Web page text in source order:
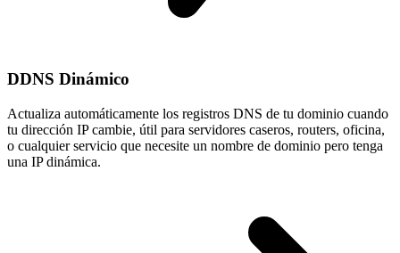
DDNS Dinámico
Actualiza automáticamente los registros DNS de tu dominio cuando
tu dirección IP cambie, útil para servidores caseros, routers, oficina,
o cualquier servicio que necesite un nombre de dominio pero tenga
una IP dinámica.